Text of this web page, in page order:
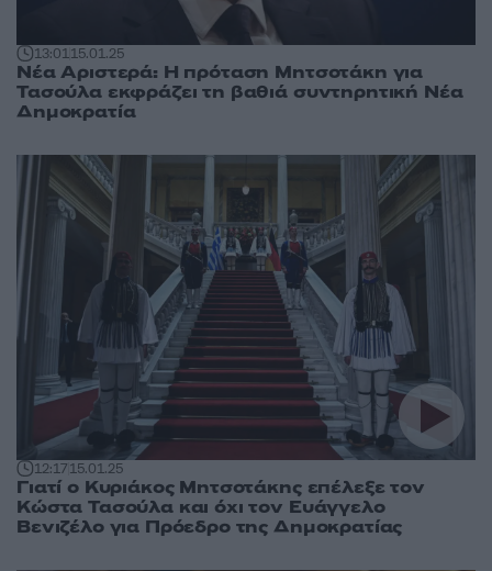
13:0115.01.25
Νέα Αριστερά: Η πρόταση Μητσοτάκη για
Τασούλα εκφράζει τη βαθιά συντηρητική Νέα
Δημοκρατία
12:1715.01.25
Γιατί ο Κυριάκος Μητσοτάκης επέλεξε τον
Κώστα Τασούλα και όχι τον Ευάγγελο
Βενιζέλο για Πρόεδρο της Δημοκρατίας